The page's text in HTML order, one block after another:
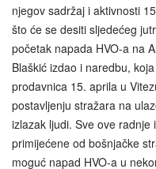
njegov sadržaj i aktivnosti
što će se desiti sljedećeg
početak napada HVO-a na
Blaškić izdao i naredbu,
prodavnica 15. aprila u
postavljenju stražara na
izlazak ljudi. Sve ove
primijećene od bošnjačke
moguć napad HVO-a u